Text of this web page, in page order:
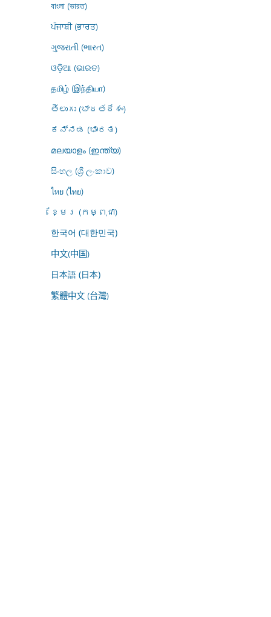
বাংলা (ভারত)
ਪੰਜਾਬੀ (ਭਾਰਤ)
ગુજરાતી (ભારત)
ଓଡ଼ିଆ (ଭାରତ)
தமிழ் (இந்தியா)
తెలుగు (భారతదేశం)
ಕನ್ನಡ (ಭಾರತ)
മലയാളം (ഇന്ത്യ)
සිංහල (ශ්‍රී ලංකාව)
ไทย (ไทย)
ខ្មែរ (កម្ពុជា)
한국어 (대한민국)
中文(中国)
日本語 (日本)
繁體中文 (台灣)